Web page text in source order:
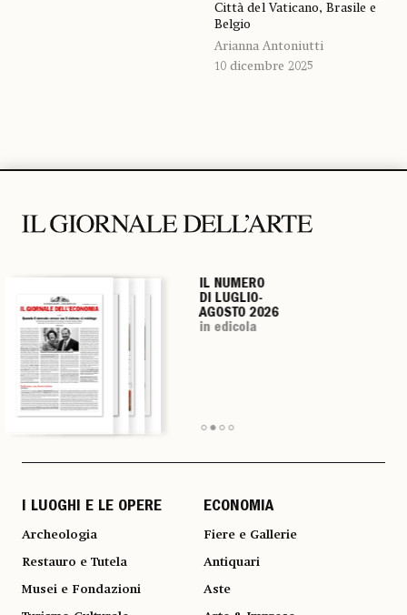
Città del Vaticano, Brasile e
Belgio
Arianna Antoniutti
10 dicembre 2025
IL NUMERO
DI LUGLIO-
AGOSTO 2026
in edicola
IL NUMERO
DI LUGLIO-
AGOSTO 2026
in edicola
IL NUMERO
DI LUGLIO-
AGOSTO 2026
in edicola
IL NUMERO
DI LUGLIO-
AGOSTO 2026
in edicola
I LUOGHI E LE OPERE
Archeologia
Restauro e Tutela
Musei e Fondazioni
ECONOMIA
Fiere e Gallerie
Antiquari
Aste